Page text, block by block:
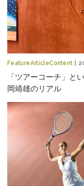
FeatureArticleContent |
「ツアーコーチ」と
岡靖雄のリアル